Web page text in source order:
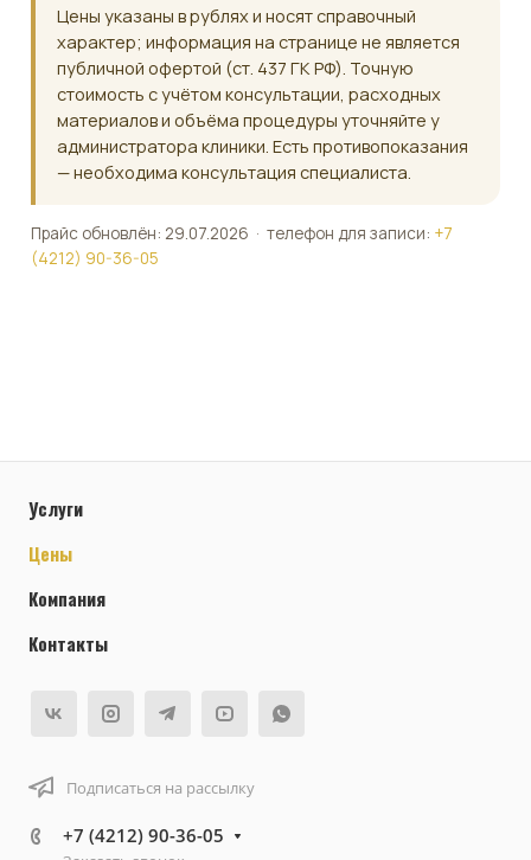
Цены указаны в рублях и носят справочный
характер; информация на странице не является
публичной офертой (ст. 437 ГК РФ). Точную
стоимость с учётом консультации, расходных
материалов и объёма процедуры уточняйте у
администратора клиники. Есть противопоказания
— необходима консультация специалиста.
Прайс обновлён: 29.07.2026 · телефон для записи: +7
(4212) 90-36-05
Услуги
Цены
Компания
Контакты
Подписаться на рассылку
+7 (4212) 90-36-05